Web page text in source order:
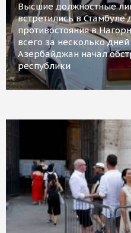
Высшие должностные
встретились в Стамбуле
противостояния в
всего за несколько
Азербайджан начал
республики